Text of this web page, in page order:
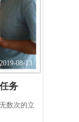
08-13
务
数次的立